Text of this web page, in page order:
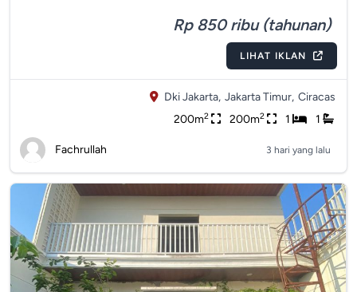
Rp 850 ribu (tahunan)
LIHAT IKLAN
Dki Jakarta, Jakarta Timur, Ciracas
200m2 200m2 1 1
Fachrullah 3 hari yang lalu